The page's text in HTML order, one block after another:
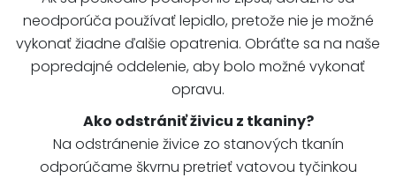
neodporúča používať lepidlo, pretože nie je možné
vykonať žiadne ďalšie opatrenia. Obráťte sa na naše
popredajné oddelenie, aby bolo možné vykonať
opravu.
Ako odstrániť živicu z tkaniny?
Na odstránenie živice zo stanových tkanín
odporúčame škvrnu pretrieť vatovou tyčinkou